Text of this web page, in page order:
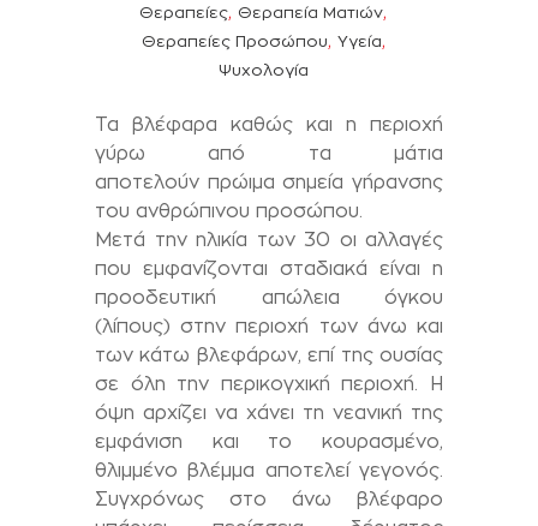
Θεραπείες, Θεραπεία Ματιών,
Θεραπείες Προσώπου, Υγεία,
Ψυχολογία
Τα βλέφαρα καθώς και η περιοχή
γύρω από τα μάτια
αποτελούν πρώιμα σημεία γήρανσης
του ανθρώπινου προσώπου.
Μετά την ηλικία των 30 οι αλλαγές
που εμφανίζονται σταδιακά είναι η
προοδευτική απώλεια όγκου
(λίπους) στην περιοχή των άνω και
των κάτω βλεφάρων, επί της ουσίας
σε όλη την περικογχική περιοχή. Η
όψη αρχίζει να χάνει τη νεανική της
εμφάνιση και το κουρασμένο,
θλιμμένο βλέμμα αποτελεί γεγονός.
Συγχρόνως στο άνω βλέφαρο